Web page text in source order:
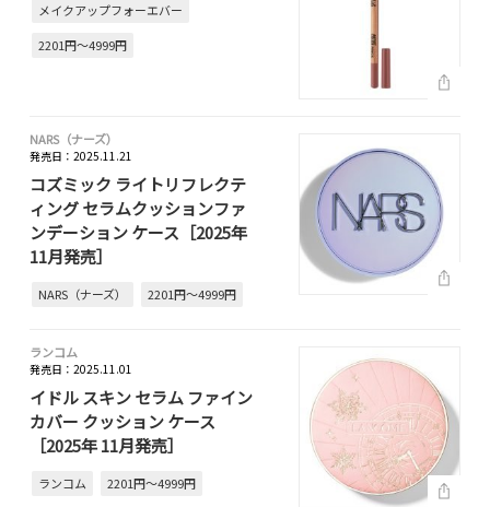
メイクアップフォーエバー
2201円～4999円
NARS（ナーズ）
発売日：2025.11.21
コズミック ライトリフレクテ
ィング セラムクッションファ
ンデーション ケース［2025年
11月発売］
NARS（ナーズ） 2201円～4999円
ランコム
発売日：2025.11.01
イドル スキン セラム ファイン
カバー クッション ケース
［2025年 11月発売］
ランコム 2201円～4999円